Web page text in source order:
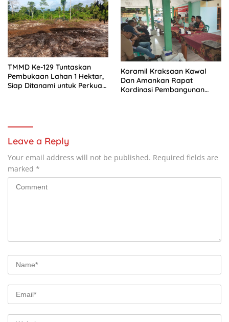
TMMD Ke-129 Tuntaskan
Pembukaan Lahan 1 Hektar,
Siap Ditanami untuk Perkuat
Koramil Kraksaan Kawal
Dan Amankan Rapat
Kordinasi Pembangunan
Leave a Reply
Your email address will not be published. Required fields are
marked *